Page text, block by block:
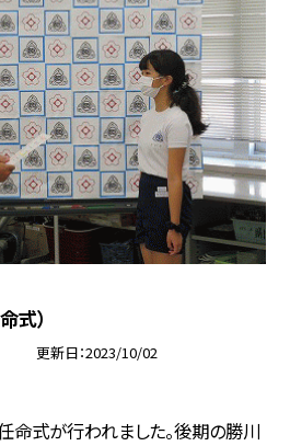
式）
更新日 2023/10/02
式が行われました。後期の勝川